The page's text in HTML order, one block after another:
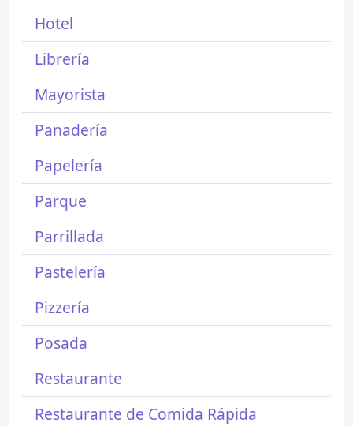
Hotel
Librería
Mayorista
Panadería
Papelería
Parque
Parrillada
Pastelería
Pizzería
Posada
Restaurante
Restaurante de Comida Rápida